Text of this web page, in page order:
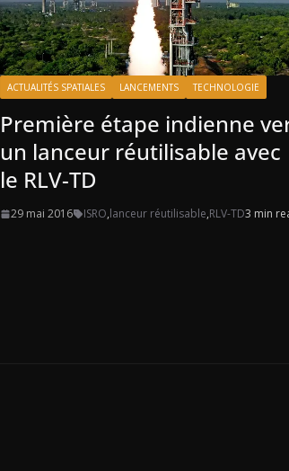
ACTUALITÉS SPATIALES LANCEMENTS TECHNOLOGIE
Première étape indienne
un lanceur réutilisable avec
le RLV-TD
29 mai 2016 ISRO,lanceur réutilisable,RLV-TD3 min